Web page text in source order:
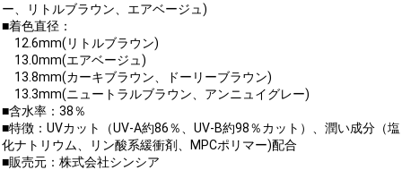
ー、リトルブラウン、エアベージュ)
■着色直径：
12.6mm(リトルブラウン)
13.0mm(エアベージュ)
13.8mm(カーキブラウン、ドーリーブラウン)
13.3mm(ニュートラルブラウン、アンニュイグレー)
■含水率：38％
■特徴：UVカット（UV-A約86％、UV-B約98％カット）、潤い成分（塩
化ナトリウム、リン酸系緩衝剤、MPCポリマー)配合
■販売元：株式会社シンシア